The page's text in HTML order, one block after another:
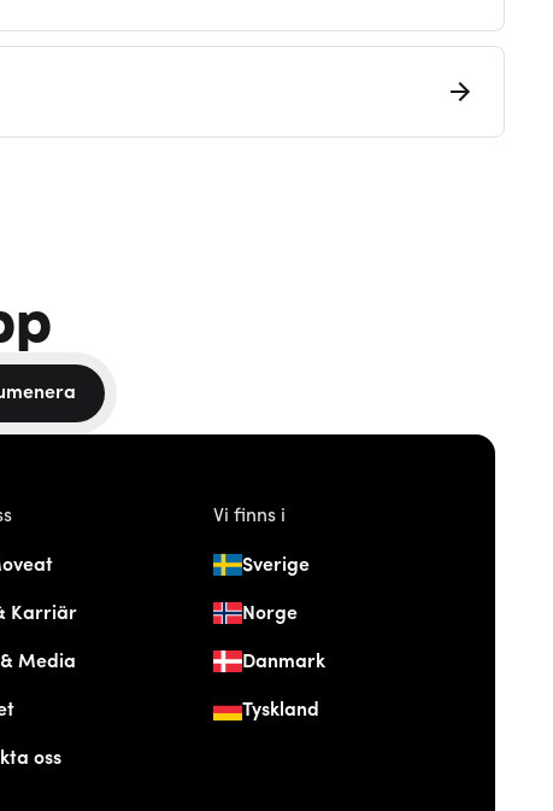
Karriär
& Media
oss
Vi finns i
Sverige
Norge
Danmark
Tyskland